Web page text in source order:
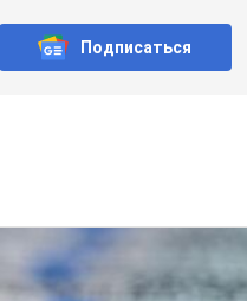
Подписаться